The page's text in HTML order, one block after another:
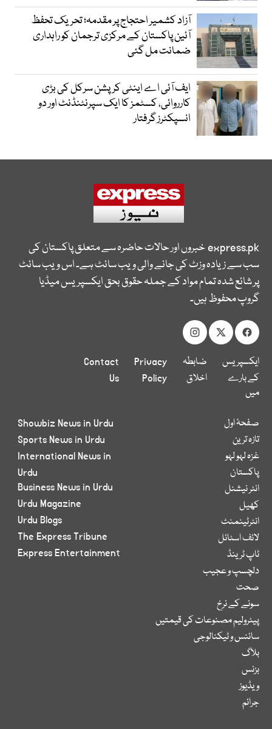
آزاد کشمیر احتجاج پر مقدمہ؛ تحریک تحفظ
آئین پاکستان کے مرکزی ترجمان کو راہداری
ضمانت مل گئی
ایف آئی اے اینٹی کرپشن سرکل کی بڑی
کارروائی، کسٹمز کا ایک سپرنٹنڈنٹ اور دو
انسپکٹرز گرفتار
express.pkخبروں اور حالات حاضرہ سے متعلق پاکستان کی
سب سے زیادہ وزٹ کی جانے والی ویب سائٹ ہے۔ اس ویب سائٹ
پر شائع شدہ تمام مواد کے جملہ حقوق بحق ایکسپریس میڈیا
گروپ محفوظ ہیں۔
ایکسپریس
کے بارے
میں
ضابطہ
اخلاق
Privacy
Policy
Contact
Us
صفحۂ اول
تازہ ترین
غزہ لہو لہو
پاکستان
انٹر نیشنل
کھیل
انٹرٹینمنٹ
لائف اسٹائل
ٹاپ ٹرینڈ
دلچسپ و عجیب
صحت
سونے کے نرخ
پیٹرولیم مصنوعات کی قیمتیں
سائنس و ٹیکنالوجی
بلاگ
بزنس
ویڈیوز
جرائم
Showbiz News in Urdu
Sports News in Urdu
International News in
Urdu
Business News in Urdu
Urdu Magazine
Urdu Blogs
The Express Tribune
Express Entertainment